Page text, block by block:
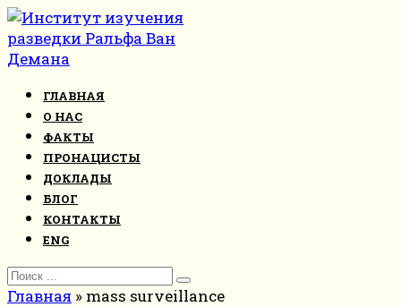
Перейти
к
контенту
ГЛАВНАЯ
О НАС
ФАКТЫ
ПРОНАЦИСТЫ
ДОКЛАДЫ
БЛОГ
КОНТАКТЫ
ENG
Search
for:
Главная » mass surveillance